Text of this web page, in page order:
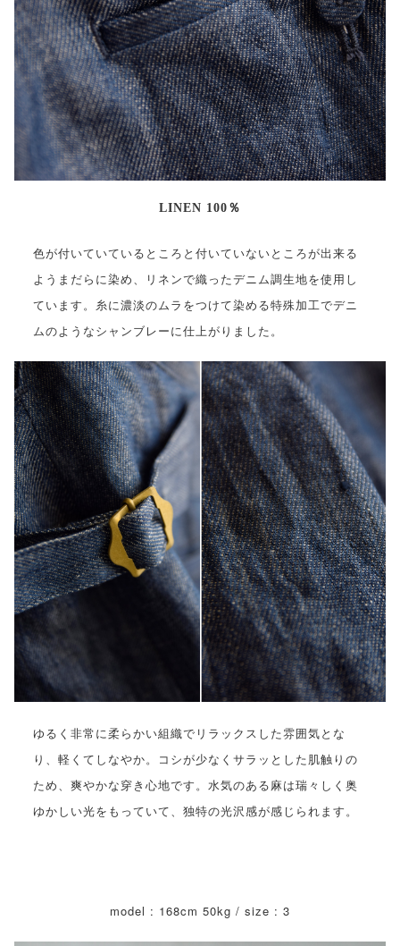
LINEN 100％
色が付いていているところと付いていないところが出来る
ようまだらに染め、リネンで織ったデニム調生地を使用し
ています。糸に濃淡のムラをつけて染める特殊加工でデニ
ムのようなシャンブレーに仕上がりました。
ゆるく非常に柔らかい組織でリラックスした雰囲気とな
り、軽くてしなやか。コシが少なくサラッとした肌触りの
ため、爽やかな穿き心地です。水気のある麻は瑞々しく奥
ゆかしい光をもっていて、独特の光沢感が感じられます。
model : 168cm 50kg / size : 3